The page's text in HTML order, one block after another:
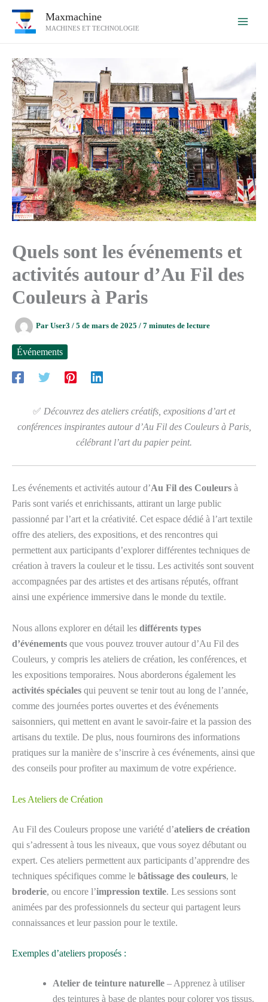
Maxmachine
MACHINES ET TECHNOLOGIE
Quels sont les événements et
activités autour d’Au Fil des
Couleurs à Paris
Par User3 / 5 de mars de 2025 / 7 minutes de lecture
Événements
✅ Découvrez des ateliers créatifs, expositions d’art et
conférences inspirantes autour d’Au Fil des Couleurs à Paris,
célébrant l’art du papier peint.
Les événements et activités autour d’Au Fil des Couleurs à
Paris sont variés et enrichissants, attirant un large public
passionné par l’art et la créativité. Cet espace dédié à l’art textile
offre des ateliers, des expositions, et des rencontres qui
permettent aux participants d’explorer différentes techniques de
création à travers la couleur et le tissu. Les activités sont souvent
accompagnées par des artistes et des artisans réputés, offrant
ainsi une expérience immersive dans le monde du textile.
Nous allons explorer en détail les différents types
d’événements que vous pouvez trouver autour d’Au Fil des
Couleurs, y compris les ateliers de création, les conférences, et
les expositions temporaires. Nous aborderons également les
activités spéciales qui peuvent se tenir tout au long de l’année,
comme des journées portes ouvertes et des événements
saisonniers, qui mettent en avant le savoir-faire et la passion des
artisans du textile. De plus, nous fournirons des informations
pratiques sur la manière de s’inscrire à ces événements, ainsi que
des conseils pour profiter au maximum de votre expérience.
Les Ateliers de Création
Au Fil des Couleurs propose une variété d’ateliers de création
qui s’adressent à tous les niveaux, que vous soyez débutant ou
expert. Ces ateliers permettent aux participants d’apprendre des
techniques spécifiques comme le bâtissage des couleurs, le
broderie, ou encore l’impression textile. Les sessions sont
animées par des professionnels du secteur qui partagent leurs
connaissances et leur passion pour le textile.
Exemples d’ateliers proposés :
Atelier de teinture naturelle – Apprenez à utiliser
des teintures à base de plantes pour colorer vos tissus.